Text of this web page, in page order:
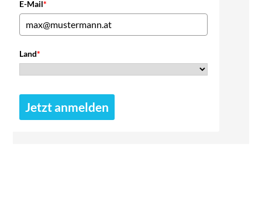
E-Mail*
Land*
Jetzt anmelden